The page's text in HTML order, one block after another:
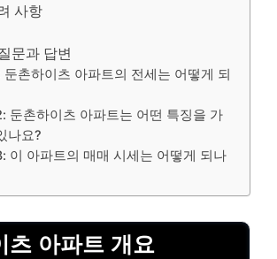
사항
문과 답변
둔촌하이츠 아파트의 전세는 어떻게 되
둔촌하이츠 아파트는 어떤 특징을 가
나요?
이 아파트의 매매 시세는 어떻게 되나
츠 아파트 개요